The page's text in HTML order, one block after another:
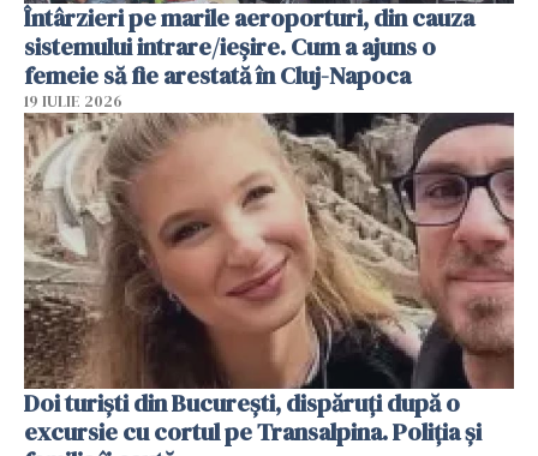
Întârzieri pe marile aeroporturi, din cauza
sistemului intrare/ieșire. Cum a ajuns o
femeie să fie arestată în Cluj-Napoca
19 IULIE 2026
Doi turiști din București, dispăruți după o
excursie cu cortul pe Transalpina. Poliția și